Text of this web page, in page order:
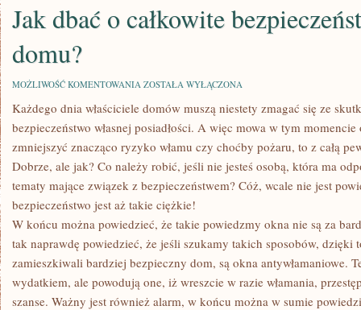
Jak dbać o całkowite
domu?
MOŻLIWOŚĆ KOMENTOWANIA JAK
O
BEZPIECZEŃSTWO
SWOJEGO
DOMU?
ZOSTAŁA WYŁĄCZONA
Każdego dnia właściciele domów muszą niestety zmagać się ze
bezpieczeństwo własnej posiadłości. A więc mowa w tym
zmniejszyć znacząco ryzyko włamu czy choćby pożaru, to z całą
Dobrze, ale jak? Co należy robić, jeśli nie jesteś osobą, która ma
tematy mające związek z bezpieczeństwem? Cóż, wcale nie jest
bezpieczeństwo jest aż takie ciężkie!
W końcu można powiedzieć, że takie powiedzmy okna nie są za
tak naprawdę powiedzieć, że jeśli szukamy takich sposobów, dzięki
zamieszkiwali bardziej bezpieczny dom, są okna antywłamaniowe.
wydatkiem, ale powodują one, iż wreszcie w razie włamania,
szanse. Ważny jest również alarm, w końcu można w sumie